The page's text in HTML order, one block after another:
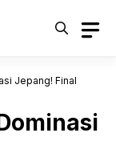
Jepang! Final